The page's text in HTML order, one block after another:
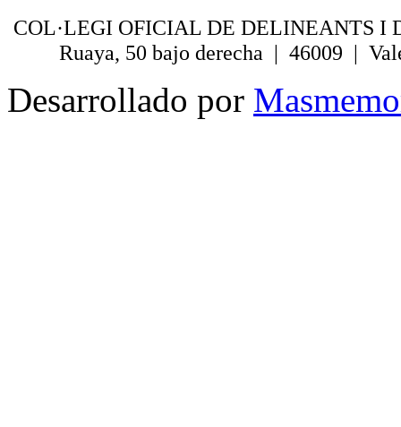
COL·LEGI OFICIAL DE DELINEANTS I
Ruaya, 50 bajo derecha | 46009 |
Desarrollado por